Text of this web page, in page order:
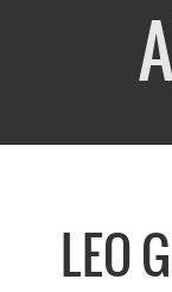
LEO